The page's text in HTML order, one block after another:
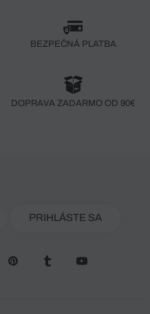
BEZPEČNÁ PLATBA
DOPRAVA ZADARMO OD 90€
PRIHLÁSTE SA